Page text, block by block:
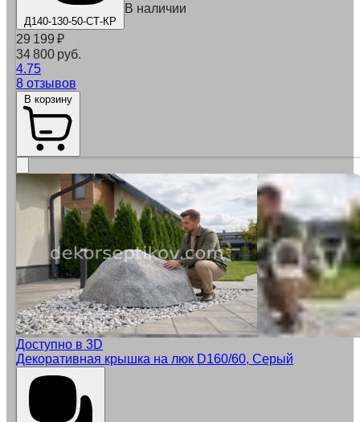
Д140-130-50-СТ-КР
В наличии
29 199 ₽
34 800 руб.
4.75
8 отзывов
Доступно в 3D
Декоративная крышка на люк D160/60, Серый